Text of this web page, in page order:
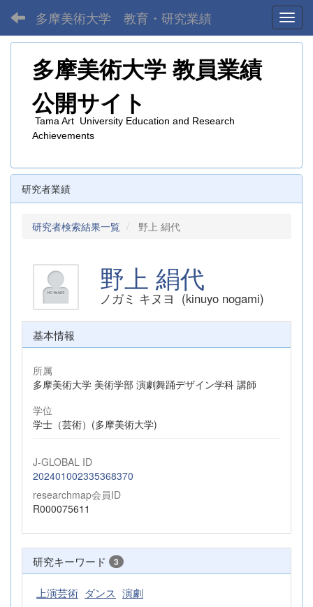
多摩美術大学 教育・研究業績
多摩美術大学 教員業績
公開サイト
Tama Art University Education and Research
Achievements
研究者業績
研究者検索結果一覧 野上 絹代
野上 絹代
ノガミ キヌヨ (kinuyo nogami)
基本情報
所属
多摩美術大学 美術学部 演劇舞踊デザイン学科 講師
学位
学士（芸術）(多摩美術大学)
J-GLOBAL ID
202401002335368370
researchmap会員ID
R000075611
研究キーワード 3
上演芸術 ダンス 演劇